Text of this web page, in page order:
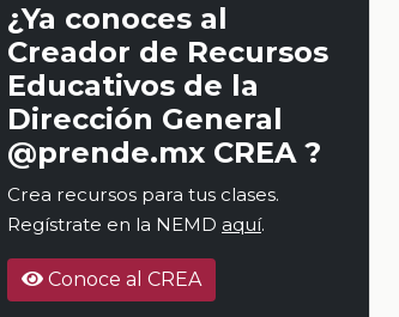
¿Ya conoces al
Creador de Recursos
Educativos de la
Dirección General
@prende.mx CREA ?
Crea recursos para tus clases.
Regístrate en la NEMD aquí.
Conoce al CREA